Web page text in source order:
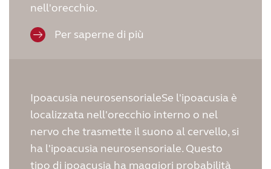
nell'orecchio.
Per saperne di più
Ipoacusia neurosensorialeSe l'ipoacusia è
localizzata nell'orecchio interno o nel
nervo che trasmette il suono al cervello, si
ha l'ipoacusia neurosensoriale. Questo
tipo di ipoacusia ha maggiori probabilità